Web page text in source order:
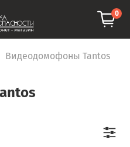
0
Видеодомофоны Tantos